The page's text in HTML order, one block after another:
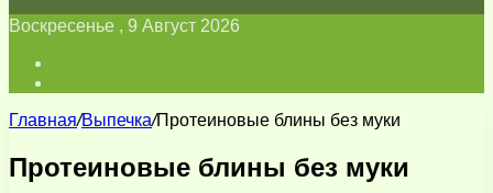
Воскресенье , 9 Август 2026
Главная/Выпечка/Протеиновые блины без муки
Протеиновые блины без муки